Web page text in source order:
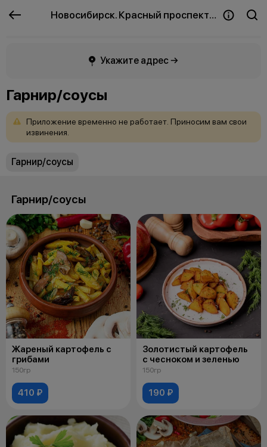
Новосибирск. Красный проспект
Укажите адрес →
Гарнир/соусы
Приложение временно не работает. Приносим вам свои
извинения.
Гарнир/соусы
Гарнир/соусы
Жареный картофель с
грибами
150гр
410 ₽
Золотистый картофель
с чесноком и зеленью
150гр
190 ₽